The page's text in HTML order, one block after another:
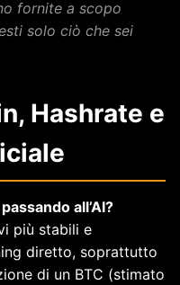
fornite a scopo
solo ciò che sei
Hashrate e
all’AI?
più stabili e
diretto, soprattutto
di un BTC (stimato